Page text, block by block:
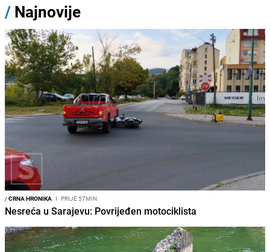
/ Najnovije
/CRNA HRONIKA I PRIJE 57MIN
Nesreća u Sarajevu: Povrijeđen motociklista